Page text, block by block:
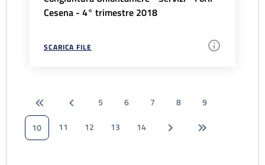
Cesena - 4° trimestre 2018
SCARICA FILE
5 6 7 8
9
10
11 12 13 14